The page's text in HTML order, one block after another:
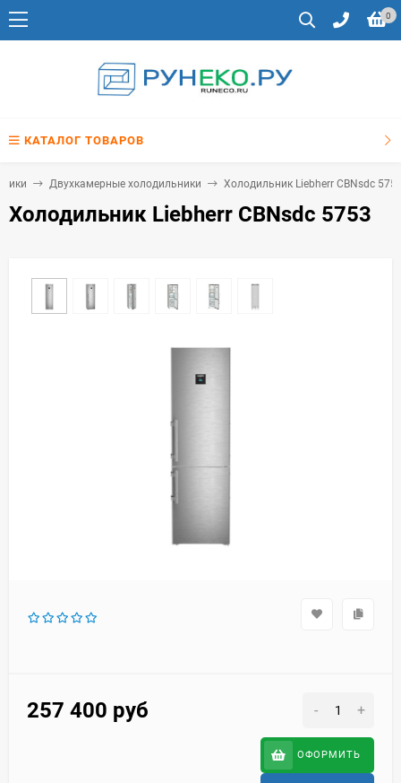
0
КАТАЛОГ ТОВАРОВ
Двухкамерные холодильники Холодильник Liebherr CBNsdc
Холодильник Liebherr CBNsdc 5753
257 400 руб - +
ОФОРМИТЬ